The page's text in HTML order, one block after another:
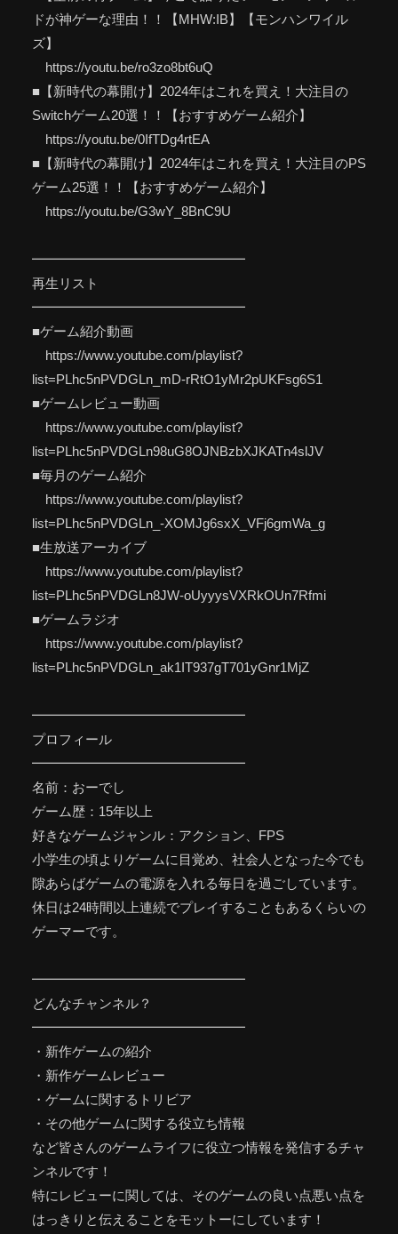
ドが神ゲーな理由！！【MHW:IB】【モンハンワイル
ズ】
https://youtu.be/ro3zo8bt6uQ
■【新時代の幕開け】2024年はこれを買え！大注目の
Switchゲーム20選！！【おすすめゲーム紹介】
https://youtu.be/0IfTDg4rtEA
■【新時代の幕開け】2024年はこれを買え！大注目のPS
ゲーム25選！！【おすすめゲーム紹介】
https://youtu.be/G3wY_8BnC9U
━━━━━━━━━━━━━━━━
再生リスト
━━━━━━━━━━━━━━━━
■ゲーム紹介動画
https://www.youtube.com/playlist?
list=PLhc5nPVDGLn_mD-rRtO1yMr2pUKFsg6S1
■ゲームレビュー動画
https://www.youtube.com/playlist?
list=PLhc5nPVDGLn98uG8OJNBzbXJKATn4slJV
■毎月のゲーム紹介
https://www.youtube.com/playlist?
list=PLhc5nPVDGLn_-XOMJg6sxX_VFj6gmWa_g
■生放送アーカイブ
https://www.youtube.com/playlist?
list=PLhc5nPVDGLn8JW-oUyyysVXRkOUn7Rfmi
■ゲームラジオ
https://www.youtube.com/playlist?
list=PLhc5nPVDGLn_ak1IT937gT701yGnr1MjZ
━━━━━━━━━━━━━━━━
プロフィール
━━━━━━━━━━━━━━━━
名前：おーでし
ゲーム歴：15年以上
好きなゲームジャンル：アクション、FPS
小学生の頃よりゲームに目覚め、社会人となった今でも
隙あらばゲームの電源を入れる毎日を過ごしています。
休日は24時間以上連続でプレイすることもあるくらいの
ゲーマーです。
━━━━━━━━━━━━━━━━
どんなチャンネル？
━━━━━━━━━━━━━━━━
・新作ゲームの紹介
・新作ゲームレビュー
・ゲームに関するトリビア
・その他ゲームに関する役立ち情報
など皆さんのゲームライフに役立つ情報を発信するチャ
ンネルです！
特にレビューに関しては、そのゲームの良い点悪い点を
はっきりと伝えることをモットーにしています！